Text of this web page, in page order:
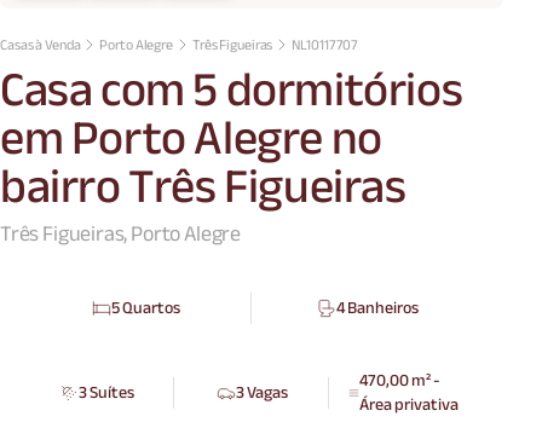
Casas à Venda Porto Alegre Três Figueiras NL10117707
Casa com 5 dormitórios
em Porto Alegre no
bairro Três Figueiras
Três Figueiras, Porto Alegre
5 Quartos 4 Banheiros
3 Suítes 3 Vagas 470,00 m² -
Área privativa